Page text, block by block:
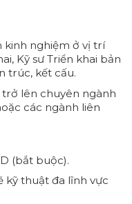
kinh nghiệm ở vị trí
Kỹ sư Triển khai bản
trúc, kết cấu.
lên chuyên ngành
các ngành liên
(bắt buộc).
kỹ thuật đa lĩnh vực